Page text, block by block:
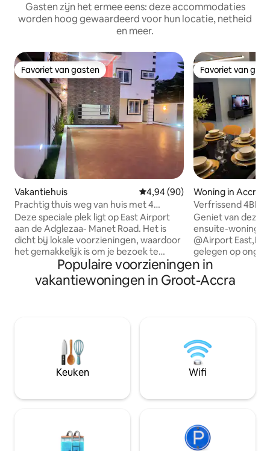
Gasten zijn het ermee eens: deze accommodaties
worden hoog gewaardeerd voor hun locatie, netheid
en meer.
Favoriet van gasten
Favoriet van gasten
Vakantiehuis Gemiddelde beoordeling van
4,94 (90)
Prachtig thuis weg van huis met 4
slaapkamers +zwembad
Deze speciale plek ligt op East Airport
aan de Adglezaa- Manet Road. Het is
dicht bij lokale voorzieningen, waardoor
het gemakkelijk is om je bezoek te
plannen. Het heeft een 24-uurs
vriendelijke beveiligingsmedewerker die
klaar staat om aan je behoeften te
restaurant en Jamrock Restaurant op
Oak Plaza liggen ook op 7 minuten
afstand. Er is een ophaalservice van de
luchthaven op je verzoek. Er is ook een
Favoriet van
Favoriet van
Woning in Accra
Verfrissend 4BR
,8guest,4,5bath
Geniet van deze
ensuite-woning
@Airport
gelegen op
luchthaven en
Beach,Accra
Plaza,Spintex
en
DSTV,enz.) en
naast de deur
Populaire voorzieningen in
vakantiewoningen in Groot-Accra
Keuken Wifi